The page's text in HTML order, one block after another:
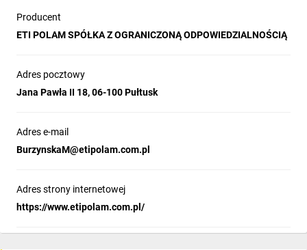
Producent
ETI POLAM SPÓŁKA Z OGRANICZONĄ ODPOWIEDZIALNOŚCIĄ
Adres pocztowy
Jana Pawła II 18, 06-100 Pułtusk
Adres e-mail
BurzynskaM@etipolam.com.pl
Adres strony internetowej
https://www.etipolam.com.pl/